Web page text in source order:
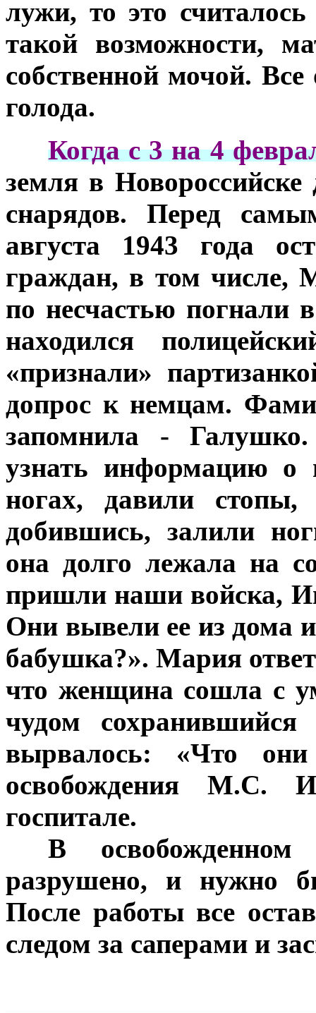
лужи, то это
такой возможности,
собственной мочой.
голода.
Когда с 3 на 4
земля в
снарядов. Перед
августа 1943 года
граждан, в том числе,
по несчастью погнали
находился
«признали»
допрос к немцам.
запомнила -
узнать информацию о
ногах, давили
добившись, залили
она долго лежала на
пришли наши войска,
Они вывели ее из дома
бабушка?». Мария
что женщина сошла с
чудом
вырвалось: «Что
освобождения М.С.
госпитале.
В
разрушено, и нужно
После работы все
следом за саперами и